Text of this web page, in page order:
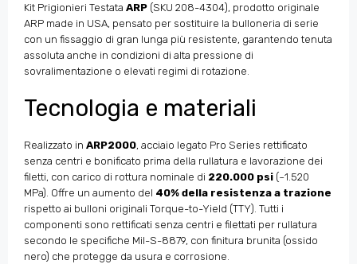
Kit Prigionieri Testata ARP (SKU 208-4304), prodotto originale
ARP made in USA, pensato per sostituire la bulloneria di serie
con un fissaggio di gran lunga più resistente, garantendo tenuta
assoluta anche in condizioni di alta pressione di
sovralimentazione o elevati regimi di rotazione.
Tecnologia e materiali
Realizzato in ARP2000, acciaio legato Pro Series rettificato
senza centri e bonificato prima della rullatura e lavorazione dei
filetti, con carico di rottura nominale di 220.000 psi (~1.520
MPa). Offre un aumento del 40% della resistenza a trazione
rispetto ai bulloni originali Torque-to-Yield (TTY). Tutti i
componenti sono rettificati senza centri e filettati per rullatura
secondo le specifiche Mil-S-8879, con finitura brunita (ossido
nero) che protegge da usura e corrosione.